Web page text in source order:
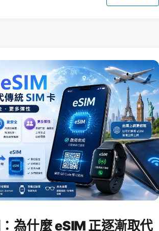
為什麼 eSIM 正逐漸取代